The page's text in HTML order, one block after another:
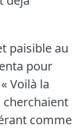
paisible au
pour
Voilà la
cherchaient
comme